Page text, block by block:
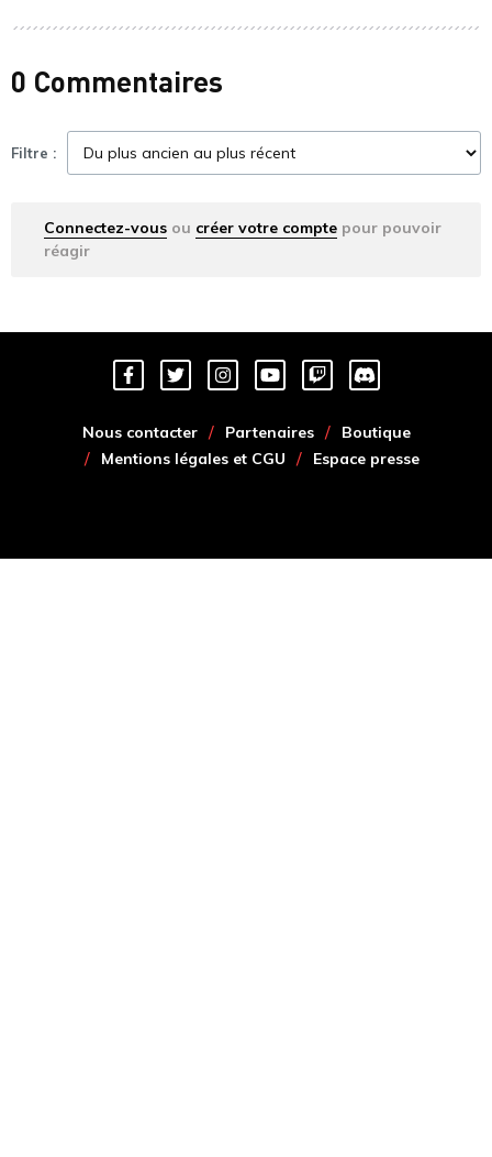
0 Commentaires
Filtre :
Connectez-vous ou créer votre compte pour pouvoir
réagir
Nous contacter Partenaires
Boutique
Mentions légales et CGU
Espace presse